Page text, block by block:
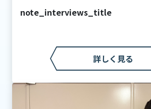
note_interviews_title
詳しく見る